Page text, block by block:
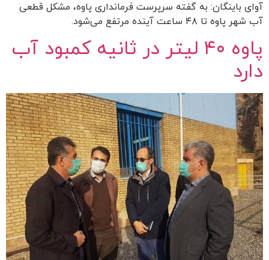
آوای باینگان: به گفته سرپرست فرمانداری پاوه، مشکل قطعی
آب شهر پاوه تا ۴۸ ساعت آینده مرتفع می‌شود.
پاوه ۴۰ لیتر در ثانیه کمبود آب
دارد